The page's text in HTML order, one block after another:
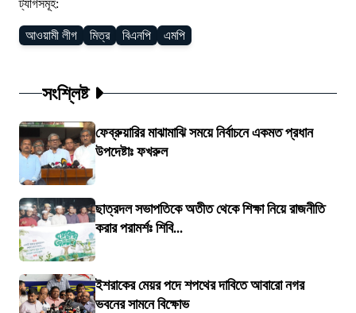
ট্যাগসমূহ:
আওয়ামী লীগ মিত্র বিএনপি এমপি
সংশ্লিষ্ট
ফেব্রুয়ারির মাঝামাঝি সময়ে নির্বাচনে একমত প্রধান
উপদেষ্টাঃ ফখরুল
ছাত্রদল সভাপতিকে অতীত থেকে শিক্ষা নিয়ে রাজনীতি
করার পরামর্শঃ শিবি...
ইশরাকের মেয়র পদে শপথের দাবিতে আবারো নগর
ভবনের সামনে বিক্ষোভ